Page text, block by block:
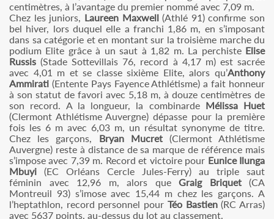
centimètres, à l’avantage du premier nommé avec 7,09 m.
Chez les juniors, Laureen Maxwell(Athlé 91) confirme son
bel hiver, lors duquel elle a franchi 1,86 m, en s’imposant
dans sa catégorie et en montant sur la troisième marche du
podium Elite grâce à un saut à 1,82 m. La perchiste Elise
Russis (Stade Sottevillais 76, record à 4,17 m) est sacrée
avec 4,01 m et se classe sixième Elite, alors qu’Anthony
Ammirati (Entente Pays Fayence Athlétisme) a fait honneur
à son statut de favori avec 5,18 m, à douze centimètres de
son record. A la longueur, la combinarde Mélissa Huet
(Clermont Athlétisme Auvergne) dépasse pour la première
fois les 6 m avec 6,03 m, un résultat synonyme de titre.
Chez les garçons, Bryan Mucret(Clermont Athlétisme
Auvergne) reste à distance de sa marque de référence mais
s’impose avec 7,39 m. Record et victoire pour Eunice Ilunga
Mbuyi (EC Orléans Cercle Jules-Ferry) au triple saut
féminin avec 12,96 m, alors que Graig Briquet(CA
Montreuil 93) s’imose avec 15,44 m chez les garçons. A
l’heptathlon, record personnel pour Téo Bastien(RC Arras)
avec 5637 points, au-dessus du lot au classement.